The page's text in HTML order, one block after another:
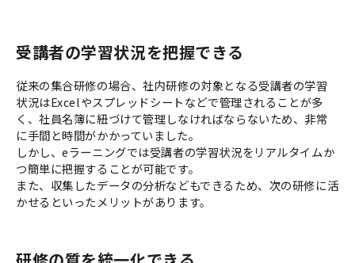
受講者の学習状況を把握できる
従来の集合研修の場合、社内研修の対象となる受講者の学習
状況はExcelやスプレッドシートなどで管理されることが多
く、社員名簿に紐づけて管理しなければならないため、非常
に手間と時間がかかっていました。
しかし、eラーニングでは受講者の学習状況をリアルタイムか
つ簡単に把握することが可能です。
また、収集したデータの分析などもできるため、次の研修に活
かせるといったメリットがあります。